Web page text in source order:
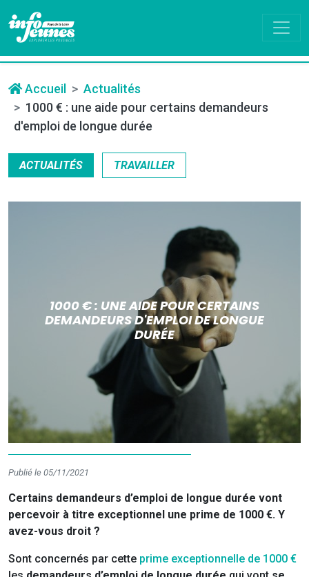
Accueil
Actualités
1000 € : une aide pour certains demandeurs
d'emploi de longue durée
ACTUALITÉS TRAVAILLER
1000 € : UNE AIDE POUR CERTAINS
DEMANDEURS D'EMPLOI DE LONGUE
DURÉE
Publié le 05/11/2021
Certains demandeurs d’emploi de longue durée vont
percevoir à titre exceptionnel une prime de 1000 €. Y
avez-vous droit ?
Sont concernés par cette prime exceptionnelle de 1000 €